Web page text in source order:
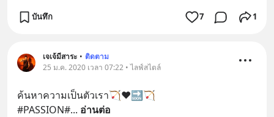
บันทึก 7 1
เจเจ้มีสาระ • ติดตาม
25 ม.ค. 2020 เวลา 07:22 • ไลฟ์สไตล์
ค้นหาความเป็นตัวเรา🏹♥️🔜🏹
#PASSION#... อ่านต่อ